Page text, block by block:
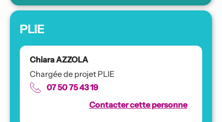
PLIE
Chiara AZZOLA
Chargée de projet PLIE
07 50 75 43 19
Contacter cette personne